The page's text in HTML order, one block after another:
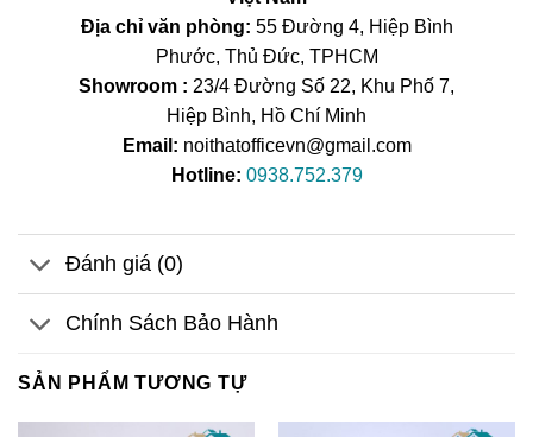
Địa chỉ văn phòng: 55 Đường 4, Hiệp Bình
Phước, Thủ Đức, TPHCM
Showroom : 23/4 Đường Số 22, Khu Phố 7,
Hiệp Bình, Hồ Chí Minh
Email: noithatofficevn@gmail.com
Hotline: 0938.752.379
Đánh giá (0)
Chính Sách Bảo Hành
SẢN PHẨM TƯƠNG TỰ